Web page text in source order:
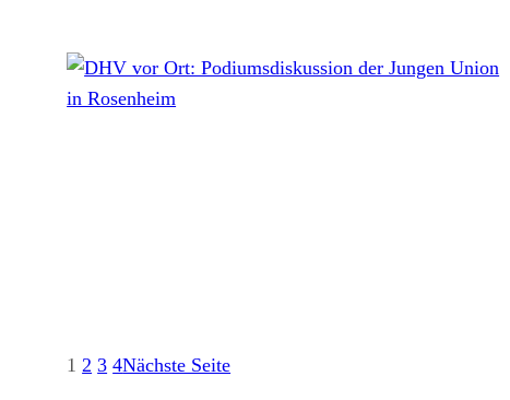
1 2 3 4Nächste Seite